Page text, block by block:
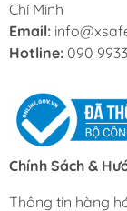
Chí Minh
Email:
Hotline: 090
Chính Sách &
Thông tin hàng